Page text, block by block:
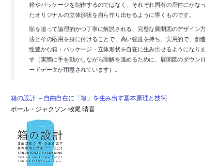
箱やパッケージを制作するのではなく、それぞれ固有の用件にかなっ
たオリジナルの立体形状を自ら作り出せるように導くものです。
順を追って論理的かつ丁寧に解説される、完璧な展開図のデザイン方
法とその応用を身に付けることで、高い強度を持ち、実用的で、創造
性豊かな箱・パッケージ・立体形状を自在に生み出せるようになりま
す（実際に手を動かしながら理解を進めるために、展開図のダウンロ
ードデータが用意されています）。
箱の設計 －自由自在に「箱」を生み出す基本原理と技術
ポール・ジャクソン 牧尾 晴喜